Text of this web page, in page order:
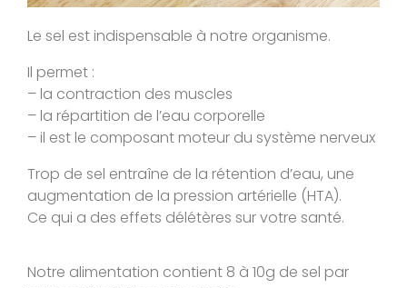
Le sel est indispensable à notre organisme.
Il permet :
– la contraction des muscles
– la répartition de l’eau corporelle
– il est le composant moteur du système nerveux
Trop de sel entraîne de la rétention d’eau, une
augmentation de la pression artérielle (HTA).
Ce qui a des effets délétères sur votre santé.
Notre alimentation contient 8 à 10g de sel par